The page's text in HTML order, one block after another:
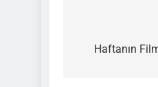
gezinmesi
Haftanın